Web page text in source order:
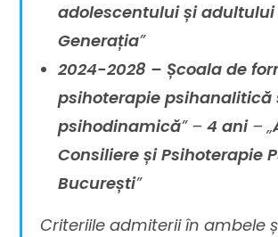
adolescentului și adultului
Generația”
2024-2028 – Școala de
psihoterapie psihanalitică
psihodinamică” –4 ani– „
Consiliere și Psihoterapie
București”
Criteriile admiterii în ambele